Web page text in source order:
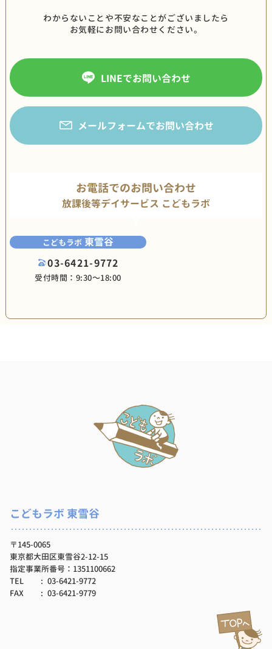
わからないことや不安なことがございましたら
お気軽にお問い合わせください。
LINEでお問い合わせ
メールフォームでお問い合わせ
お電話でのお問い合わせ
放課後等デイサービス こどもラボ
こどもラボ 東雪谷
03-6421-9772
受付時間：9:30〜18:00
こどもラボ 東雪谷
〒145-0065
東京都大田区東雪谷2-12-15
指定事業所番号：1351100662
TEL
03-6421-9772
FAX
03-6421-9779